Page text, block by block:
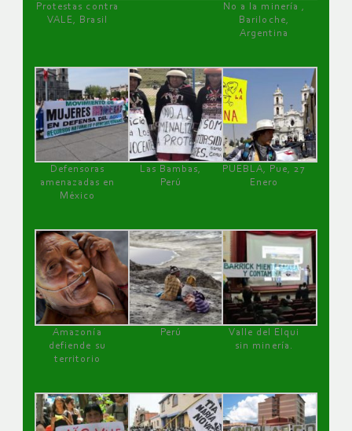
Protestas contra
VALE, Brasil
No a la minería ,
Bariloche,
Argentina
Defensoras
amenazadas en
México
Las Bambas,
Perú
PUEBLA, Pue, 27
Enero
Amazonía
defiende su
territorio
Perú
Valle del Elqui
sin minería.